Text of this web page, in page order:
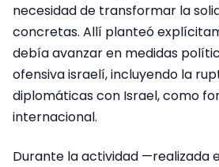
necesidad de transformar la
concretas. Allí planteó
debía avanzar en medidas
ofensiva israelí, incluyendo la
diplomáticas con Israel, como
internacional.
Durante la actividad —realizada